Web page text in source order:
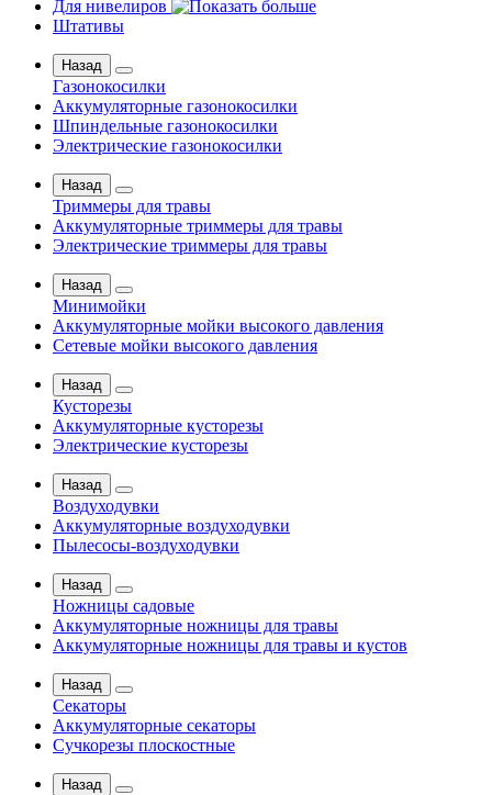
Для нивелиров
Штативы
Назад
Газонокосилки
Аккумуляторные газонокосилки
Шпиндельные газонокосилки
Электрические газонокосилки
Назад
Триммеры для травы
Аккумуляторные триммеры для травы
Электрические триммеры для травы
Назад
Минимойки
Аккумуляторные мойки высокого давления
Сетевые мойки высокого давления
Назад
Кусторезы
Аккумуляторные кусторезы
Электрические кусторезы
Назад
Воздуходувки
Аккумуляторные воздуходувки
Пылесосы-воздуходувки
Назад
Ножницы садовые
Аккумуляторные ножницы для травы
Аккумуляторные ножницы для травы и кустов
Назад
Секаторы
Аккумуляторные секаторы
Сучкорезы плоскостные
Назад